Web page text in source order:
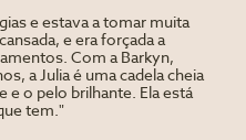
e estava a tomar muita
e era forçada a
Com a Barkyn,
a Julia é uma cadela cheia
e o pelo brilhante. Ela está
tem."